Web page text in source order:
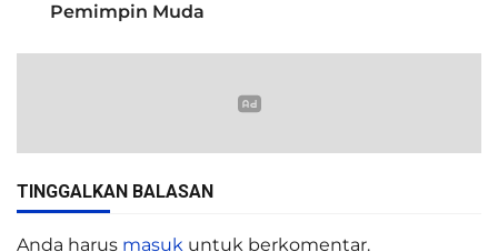
Pemimpin Muda
TINGGALKAN BALASAN
Anda harus masuk untuk berkomentar.